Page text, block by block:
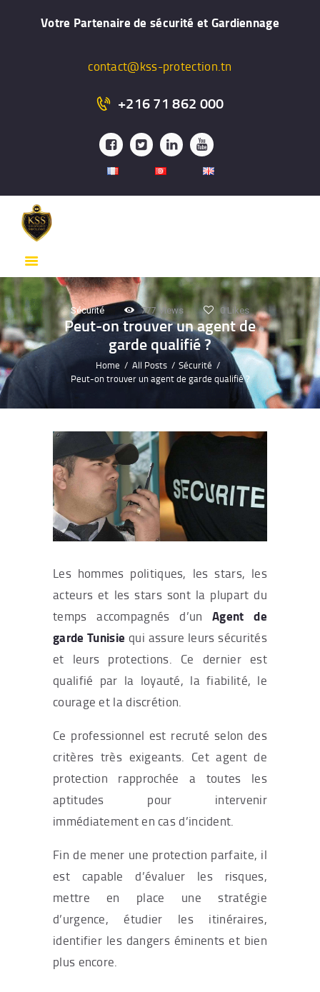
Votre Partenaire de sécurité et Gardiennage
contact@kss-protection.tn
+216 71 862 000
Sécurité 777 Views 0 Likes
Peut-on trouver un agent de
garde qualifié ?
Home All Posts
Sécurité
Peut-on trouver un agent de garde qualifié ?
FORMATION
SYSTÉME DE
PROTECTION
Les hommes politiques, les stars, les
acteurs et les stars sont la plupart du
temps accompagnés d’unAgent de
garde Tunisie qui assure leurs sécurités
et leurs protections. Ce dernier est
qualifié par la loyauté, la fiabilité, le
courage et la discrétion.
Ce professionnel est recruté selon des
critères très exigeants. Cet agent de
protection rapprochée a toutes les
aptitudes pour intervenir
immédiatement en cas d’incident.
Fin de mener une protection parfaite, il
est capable d’évaluer les risques,
mettre en place une stratégie
d’urgence, étudier les itinéraires,
identifier les dangers éminents et bien
plus encore.